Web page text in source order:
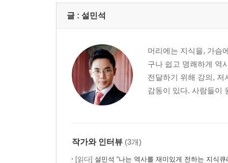
글 : 설민석
머리에는 지식을, 가슴
구나 쉽고 명쾌하게 역
전달하기 위해 강의,
감동이 있다. 사람들이
작가와 인터뷰 (3개)
[읽다] 설민석 “나는 역사를 재미있게 전하는 지식큐